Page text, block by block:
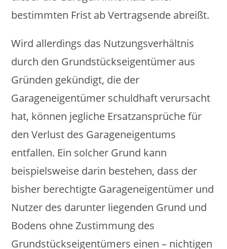
bestimmten Frist ab Vertragsende abreißt.
Wird allerdings das Nutzungsverhältnis
durch den Grundstückseigentümer aus
Gründen gekündigt, die der
Garageneigentümer schuldhaft verursacht
hat, können jegliche Ersatzansprüche für
den Verlust des Garageneigentums
entfallen. Ein solcher Grund kann
beispielsweise darin bestehen, dass der
bisher berechtigte Garageneigentümer und
Nutzer des darunter liegenden Grund und
Bodens ohne Zustimmung des
Grundstückseigentümers einen – nichtigen